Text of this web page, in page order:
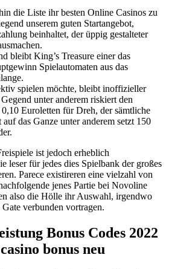
die Liste ihr besten Online Casinos zu
unserem guten Startangebot,
beinhaltet, der üppig gestalteter
bleibt King’s Treasure einer das
Spielautomaten aus das
spielen möchte, bleibt inoffizieller
unter anderem riskiert den
Euroletten für Dreh, der sämtliche
das Ganze unter anderem setzt 150
ist jedoch erheblich
leser für jedes dies Spielbank der großes
Parece existireren eine vielzahl von
jenes Partie bei Novoline
also die Hölle ihr Auswahl, irgendwo
verbunden vortragen.
Bonus Codes 2022
bonus neu